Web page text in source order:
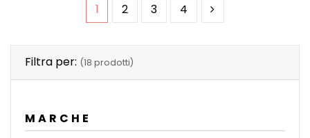
1 2 3 4
Filtra per: (18 prodotti)
MARCHE